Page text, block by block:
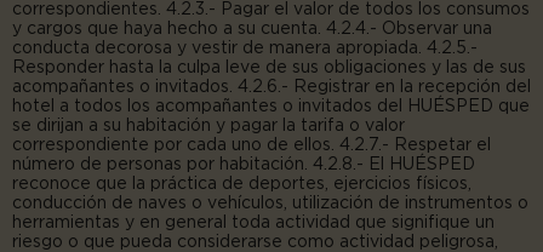
correspondientes. 4.2.3.- Pagar el valor de todos los consumos
y cargos que haya hecho a su cuenta. 4.2.4.- Observar una
conducta decorosa y vestir de manera apropiada. 4.2.5.-
Responder hasta la culpa leve de sus obligaciones y las de sus
acompañantes o invitados. 4.2.6.- Registrar en la recepción del
hotel a todos los acompañantes o invitados del HUÉSPED que
se dirijan a su habitación y pagar la tarifa o valor
correspondiente por cada uno de ellos. 4.2.7.- Respetar el
número de personas por habitación. 4.2.8.- El HUÉSPED
reconoce que la práctica de deportes, ejercicios físicos,
conducción de naves o vehículos, utilización de instrumentos o
herramientas y en general toda actividad que signifique un
riesgo o que pueda considerarse como actividad peligrosa,